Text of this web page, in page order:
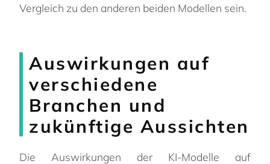
Vergleich zu den anderen beiden Modellen sein.
Auswirkungen auf
verschiedene
Branchen und
zukünftige Aussichten
Die Auswirkungen der KI-Modelle auf